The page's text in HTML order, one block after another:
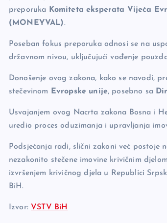
preporuka
Komiteta eksperata Vijeća
(MONEYVAL).
Poseban fokus preporuka odnosi se na
državnom nivou, uključujući vođenje
Donošenje ovog zakona, kako se navodi,
stečevinom
Evropske unije, posebno sa
Usvajanjem ovog Nacrta zakona Bosna i
uredio proces oduzimanja i upravljanja
Podsjećanja radi, slični zakoni već
nezakonito stečene imovine krivičnim
izvršenjem krivičnog djela u Republici
BiH.
Izvor: VSTV BiH